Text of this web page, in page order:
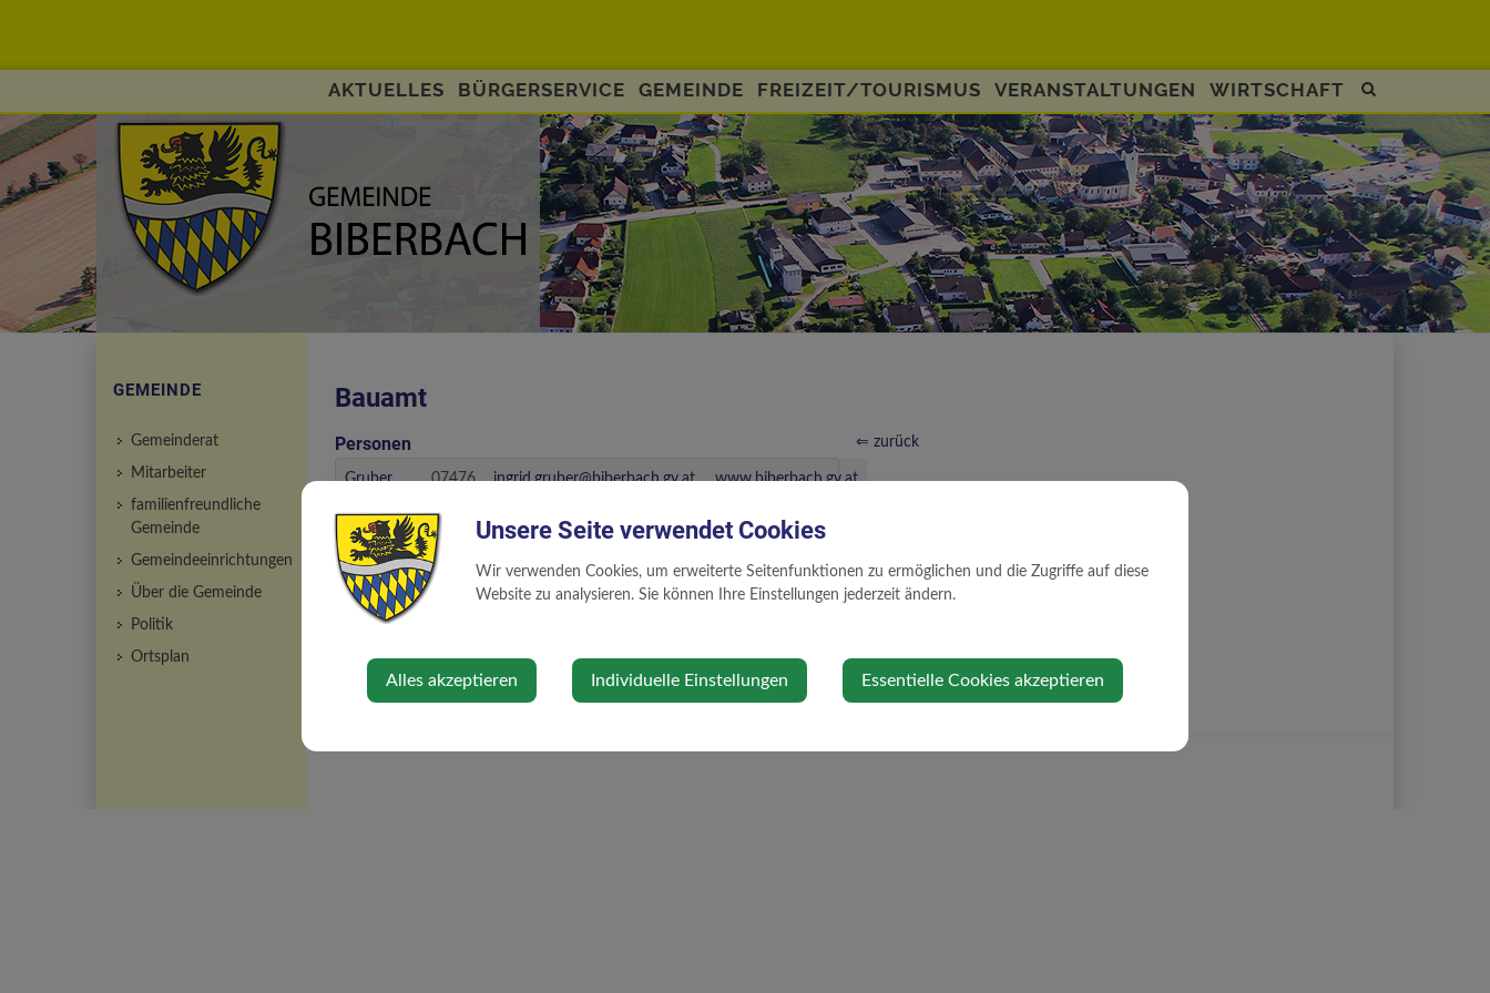
Site
search
toggle
AKTUELLES BÜRGERSERVICE GEMEINDE FREIZEIT/TOURISMUS VERANSTALTUNGEN WIRTSCHAFT
Bauamt
Personen
Gruber
07476
11
ingrid.gruber@biberbach.gv.at www.biberbach.gv.at
Leitner
Gregor,
Amtsleiter
07476
8250-
gregor.leitner@biberbach.gv.at www.biberbach.gv.at
⇐ zurück
GEMEINDE
Gemeinderat
Mitarbeiter
familienfreundliche
Gemeinde
Gemeindeeinrichtungen
Über die Gemeinde
Politik
Ortsplan
Unsere Seite verwendet Cookies
Wir verwenden Cookies, um erweiterte Seitenfunktionen zu ermöglichen und die Zugriffe auf diese
Website zu analysieren. Sie können Ihre Einstellungen jederzeit ändern.
Alles akzeptieren Individuelle Einstellungen Essentielle Cookies akzeptieren